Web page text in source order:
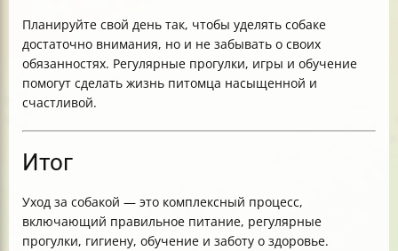
Планируйте свой день так, чтобы уделять собаке
достаточно внимания, но и не забывать о своих
обязанностях. Регулярные прогулки, игры и обучение
помогут сделать жизнь питомца насыщенной и
счастливой.
Итог
Уход за собакой — это комплексный процесс,
включающий правильное питание, регулярные
прогулки, гигиену, обучение и заботу о здоровье.